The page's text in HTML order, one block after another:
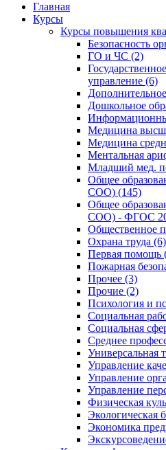
Главная
Курсы
Курсы повышения
Безопасность
ГО и ЧС (2)
управление (6)
Дошкольное
Медицина
Медицина
Ментальная
Младший мед.
Общее
СОО) (145)
Общее
СОО) - ФГОС
Общественное
Охрана труда (6)
Первая помощь
Пожарная
Прочее (3)
Прочие (2)
Психология и
Социальная
Социальная
Среднее
Универсальная
Управление
Управление
Управление
Физическая
Экологическая
Экономика